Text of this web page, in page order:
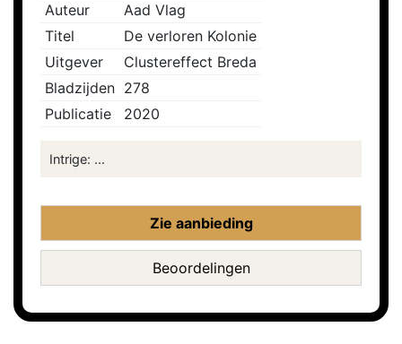
Auteur
Aad Vlag
Titel
De verloren Kolonie
Uitgever
Clustereffect Breda
Bladzijden 278
Publicatie
2020
Intrige: ...
Zie aanbieding
Beoordelingen